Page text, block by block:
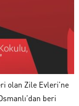
olan Zile Evleri’ne
beri